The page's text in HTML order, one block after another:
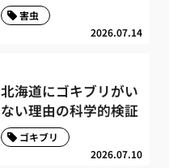
2026.07.14
害虫
北海道にゴキブリがい
ない理由の科学的検証
2026.07.10
ゴキブリ